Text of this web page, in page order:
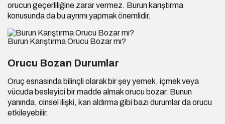
orucun geçerliliğine zarar vermez. Burun karıştırma
konusunda da bu ayrımı yapmak önemlidir.
Burun Karıştırma Orucu Bozar mı?
Orucu Bozan Durumlar
Oruç esnasında bilinçli olarak bir şey yemek, içmek veya
vücuda besleyici bir madde almak orucu bozar. Bunun
yanında, cinsel ilişki, kan aldırma gibi bazı durumlar da orucu
etkileyebilir.